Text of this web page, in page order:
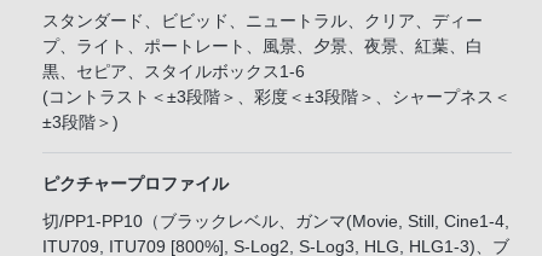
スタンダード、ビビッド、ニュートラル、クリア、ディー
プ、ライト、ポートレート、風景、夕景、夜景、紅葉、白
黒、セピア、スタイルボックス1-6
(コントラスト＜±3段階＞、彩度＜±3段階＞、シャープネス＜
±3段階＞)
ピクチャープロファイル
切/PP1-PP10（ブラックレベル、ガンマ(Movie, Still, Cine1-4,
ITU709, ITU709 [800%], S-Log2, S-Log3, HLG, HLG1-3)、ブ